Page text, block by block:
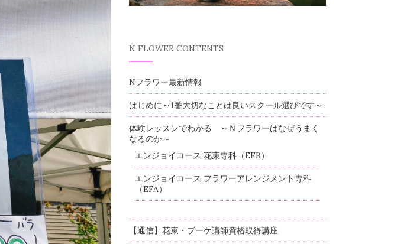
N FLOWER CONTENTS
Nフラワー最新情報
はじめに～1番大切なことは良いスクール選びです～
体験レッスンでわかる ～Ｎフラワーはなぜうまく
なるのか～
エンジョイコース 花束専科（EFB）
エンジョイコース フラワーアレンジメント専科
（EFA）
【通信】花束・ブーケ講師資格取得講座